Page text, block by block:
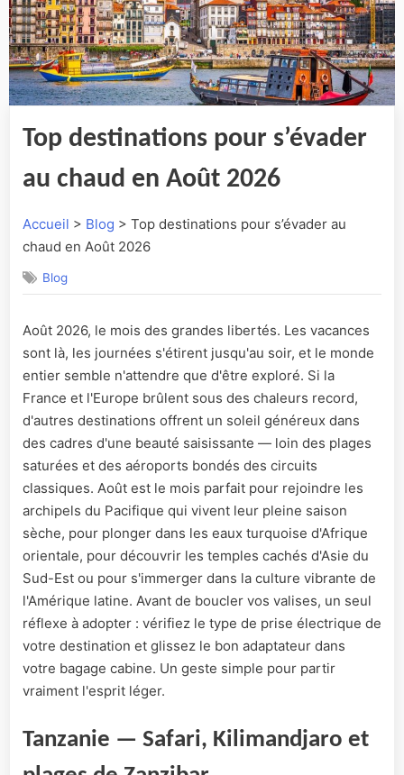
Top destinations pour s’évader
au chaud en Août 2026
Accueil > Blog > Top destinations pour s’évader au
chaud en Août 2026
Blog
Août 2026, le mois des grandes libertés. Les vacances
sont là, les journées s'étirent jusqu'au soir, et le monde
entier semble n'attendre que d'être exploré. Si la
France et l'Europe brûlent sous des chaleurs record,
d'autres destinations offrent un soleil généreux dans
des cadres d'une beauté saisissante — loin des plages
saturées et des aéroports bondés des circuits
classiques. Août est le mois parfait pour rejoindre les
archipels du Pacifique qui vivent leur pleine saison
sèche, pour plonger dans les eaux turquoise d'Afrique
orientale, pour découvrir les temples cachés d'Asie du
Sud-Est ou pour s'immerger dans la culture vibrante de
l'Amérique latine. Avant de boucler vos valises, un seul
réflexe à adopter : vérifiez le type de prise électrique de
votre destination et glissez le bon adaptateur dans
votre bagage cabine. Un geste simple pour partir
vraiment l'esprit léger.
Tanzanie — Safari, Kilimandjaro et